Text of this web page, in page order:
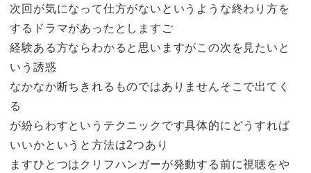
次回が気になって仕方がないというような終わり方を
するドラマがあったとしますご
経験ある方ならわかると思いますがこの次を見たいと
いう誘惑
なかなか断ちきれるものではありませんそこで出てく
る
が紛らわすというテクニックです具体的にどうすれば
いいかというと方法は2つあり
ますひとつはクリフハンガーが発動する前に視聴をや